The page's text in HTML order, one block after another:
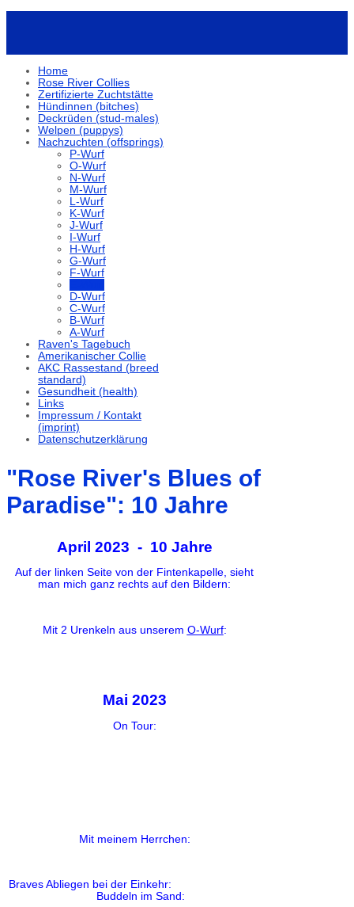
Home
Rose River Collies
Zertifizierte Zuchtstätte
Hündinnen (bitches)
Deckrüden (stud-males)
Welpen (puppys)
Nachzuchten (offsprings)
P-Wurf
O-Wurf
N-Wurf
M-Wurf
L-Wurf
K-Wurf
J-Wurf
I-Wurf
H-Wurf
G-Wurf
F-Wurf
D-Wurf
C-Wurf
B-Wurf
A-Wurf
Raven's Tagebuch
Amerikanischer Collie
AKC Rassestand (breed
standard)
Gesundheit (health)
Links
Impressum / Kontakt
(imprint)
Datenschutzerklärung
"Rose River's Blues of
Paradise": 10 Jahre
April 2023 - 10 Jahre
Auf der linken Seite von der Fintenkapelle, sieht
man mich ganz rechts auf den Bildern:
Mit 2 Urenkeln aus unserem O-Wurf:
Mai 2023
On Tour:
Mit meinem Herrchen:
Braves Abliegen bei der Einkehr:
Buddeln im Sand: